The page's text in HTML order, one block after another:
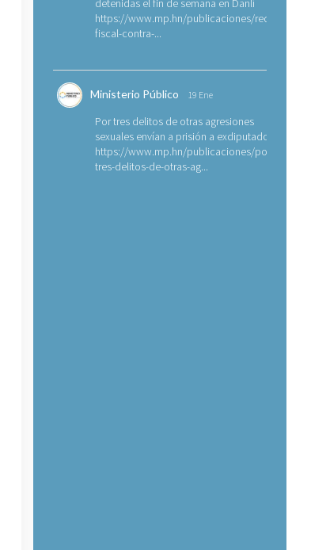
detenidas el fin de semana en Danlí
https://www.mp.hn/publicaciones/
fiscal-contra-...
Ministerio Público 19 Ene
Por tres delitos de otras agresiones
sexuales envían a prisión a exdiputado
https://www.mp.hn/publicaciones/por-
tres-delitos-de-otras-ag...